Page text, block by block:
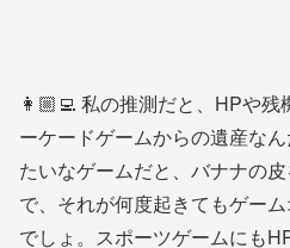
👩🏼‍💻 私の推測だと、HPや
ーケードゲームからの遺産な
たいなゲームだと、バナナの
で、それが何度起きてもゲー
でしょ。スポーツゲームにも